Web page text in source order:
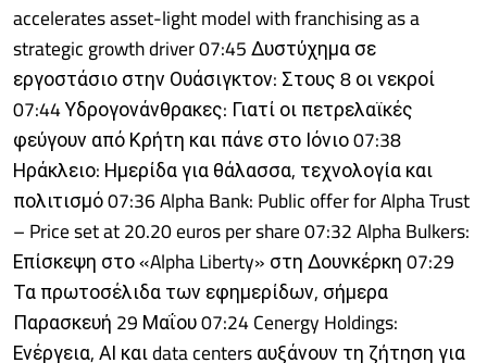
accelerates asset-light model with franchising as a
strategic growth driver 07:45 Δυστύχημα σε
εργοστάσιο στην Ουάσιγκτον: Στους 8 οι νεκροί
07:44 Υδρογονάνθρακες: Γιατί οι πετρελαϊκές
φεύγουν από Κρήτη και πάνε στο Ιόνιο 07:38
Ηράκλειο: Ημερίδα για θάλασσα, τεχνολογία και
πολιτισμό 07:36 Alpha Bank: Public offer for Alpha Trust
– Price set at 20.20 euros per share 07:32 Alpha Bulkers:
Επίσκεψη στο «Alpha Liberty» στη Δουνκέρκη 07:29
Τα πρωτοσέλιδα των εφημερίδων, σήμερα
Παρασκευή 29 Μαΐου 07:24 Cenergy Holdings:
Ενέργεια, ΑΙ και data centers αυξάνουν τη ζήτηση για